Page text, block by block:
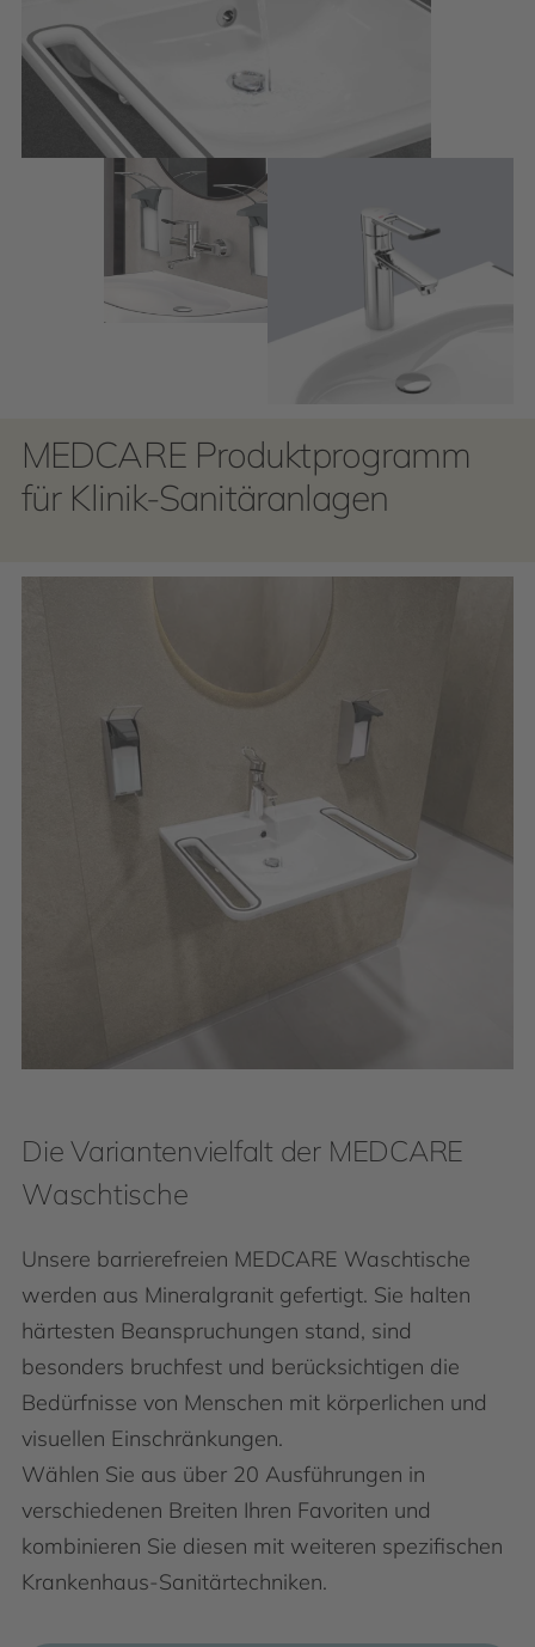
MEDCARE Produktprogramm
für Klinik-Sanitäranlagen
Die Variantenvielfalt der MEDCARE
Waschtische
Unsere barrierefreien MEDCARE Waschtische
werden aus Mineralgranit gefertigt. Sie halten
härtesten Beanspruchungen stand, sind
besonders bruchfest und berücksichtigen die
Bedürfnisse von Menschen mit körperlichen und
visuellen Einschränkungen.
Wählen Sie aus über 20 Ausführungen in
verschiedenen Breiten Ihren Favoriten und
kombinieren Sie diesen mit weiteren spezifischen
Krankenhaus-Sanitärtechniken.